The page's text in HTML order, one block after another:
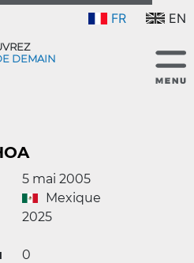
FR EN
DEMAIN
5 mai 2005
Mexique
2025
0